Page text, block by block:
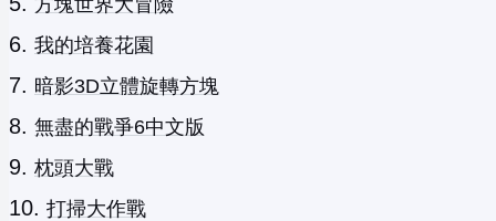
方塊世界大冒險
我的培養花園
暗影3D立體旋轉方塊
無盡的戰爭6中文版
枕頭大戰
打掃大作戰